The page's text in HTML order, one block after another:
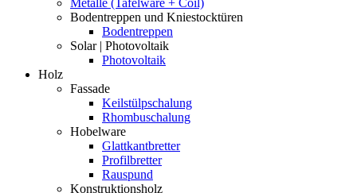
Metalle (Tafelware + Coil)
Bodentreppen und Kniestocktüren
Bodentreppen
Solar | Photovoltaik
Photovoltaik
Holz
Fassade
Keilstülpschalung
Rhombuschalung
Hobelware
Glattkantbretter
Profilbretter
Rauspund
Konstruktionsholz